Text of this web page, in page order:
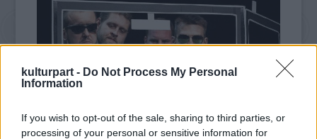
kulturpart - Do Not Process My Personal
Information
If you wish to opt-out of the sale, sharing to third parties, or
processing of your personal or sensitive information for